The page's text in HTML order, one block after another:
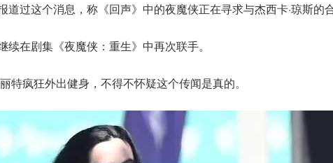
道过这个消息，称《回声》中的夜魔侠正在寻求与杰西卡·琼斯的
在剧集《夜魔侠：重生》中再次联手。
特疯狂外出健身，不得不怀疑这个传闻是真的。